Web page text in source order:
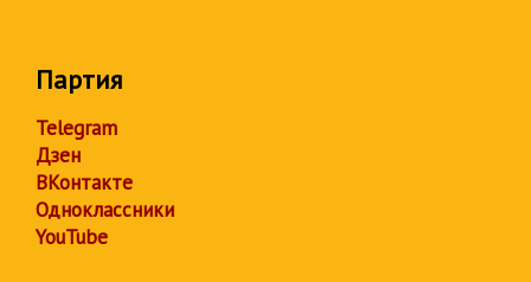
Партия
Telegram
Дзен
ВКонтакте
Одноклассники
YouTube